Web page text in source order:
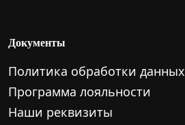
Документы
Политика обработки данных
Программа лояльности
Наши реквизиты